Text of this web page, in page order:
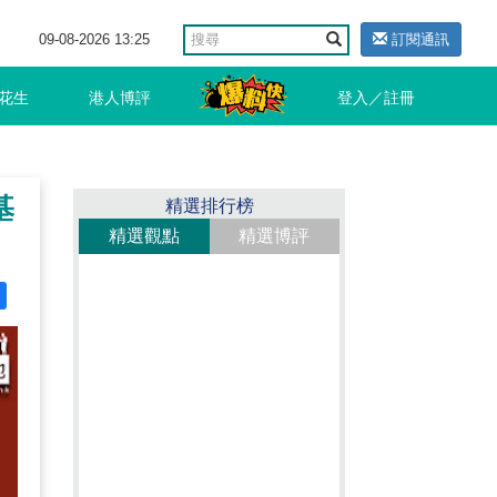
09-08-2026 13:25 訂閱通訊
生 港人博評 登入／註冊
精選排行榜
精選觀點
精選博評